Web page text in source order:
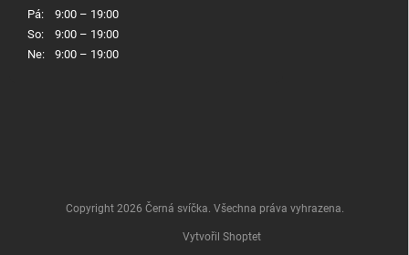
Pá:
9:00 – 19:00
So:
9:00 – 19:00
Ne:
9:00 – 19:00
Vytvořil Shoptet
Copyright 2026 Černá svíčka. Všechna práva vyhrazena.